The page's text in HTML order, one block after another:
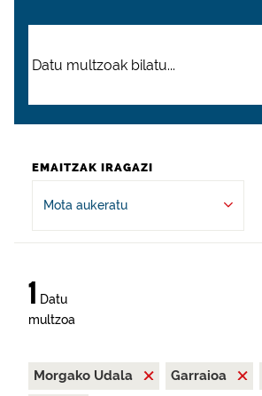
EMAITZAK IRAGAZI
Mota aukeratu
1 Datu
multzoa
Morgako Udala Garraioa